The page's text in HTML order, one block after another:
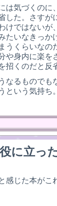
は気づくのに
した。さすが
けではないが
たいなきっか
うくらいなの
や身内に楽を
招くのだと反
なるものでも
という気持ち。
に立っ
感じた本がこ